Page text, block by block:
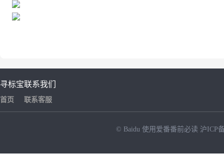
寻标宝
首页
联系我们
联系客服
© Baidu 使用爱番番前必读 沪ICP